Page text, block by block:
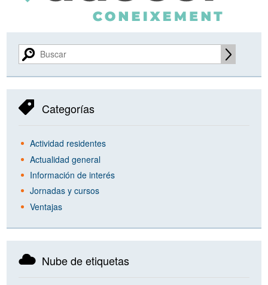
Categorías
Actividad residentes
Actualidad general
Información de interés
Jornadas y cursos
Ventajas
Nube de etiquetas